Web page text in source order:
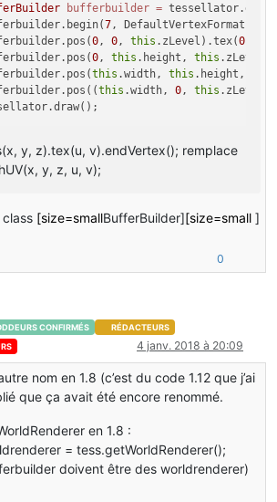
bufferbuilder =
7,
0, 0, this .zLevel).tex(0
0, this .height, this
this .width, this .height,
this .width, 0, this
y, z).tex(u, v).endVertex(); remplace
y, z, u, v);
[size=smallBufferBuilder][size=small ]
0
CONFIRMÉS
RÉDACTEURS
4 janv. 2018 à 20:09
nom en 1.8 (c’est du code 1.12 que j’ai
que ça avait été encore renommé.
en 1.8 :
= tess.getWorldRenderer();
doivent être des worldrenderer)